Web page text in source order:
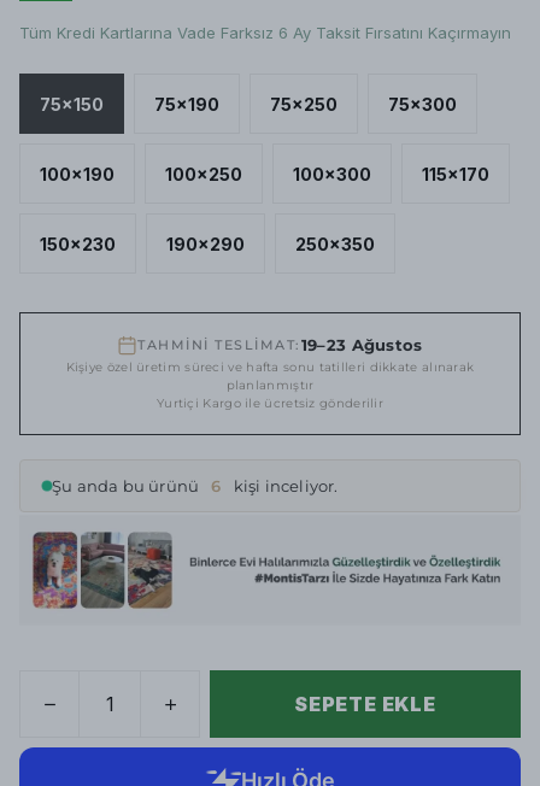
Tüm Kredi Kartlarına Vade Farksız 6 Ay Taksit Fırsatını Kaçırmayın
75x150 75x190 75x250 75x300
100x190 100x250 100x300 115x170
150x230 190x290 250x350
TAHMİNİ TESLİMAT: 19–23 Ağustos
Kişiye özel üretim süreci ve hafta sonu tatilleri dikkate alınarak
planlanmıştır
Yurtiçi Kargo ile ücretsiz gönderilir
Şu anda bu ürünü 6 kişi inceliyor.
SEPETE EKLE